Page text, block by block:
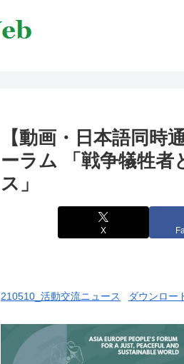
【動画・日本語同時
ーラム 「戦争犠牲者
ス」
X
210510_活動交流ニュース ダウンロー